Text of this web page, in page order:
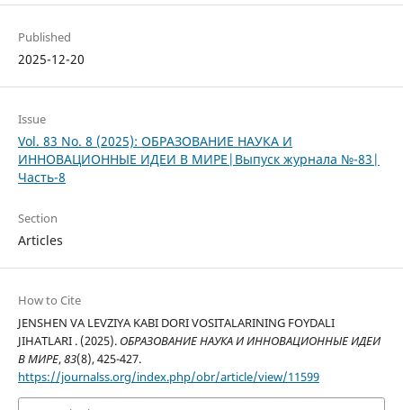
Published
2025-12-20
Issue
Vol. 83 No. 8 (2025): ОБРАЗОВАНИЕ НАУКА И
ИННОВАЦИОННЫЕ ИДЕИ В МИРЕ|Выпуск журнала №-83|
Часть-8
Section
Articles
How to Cite
JENSHEN VA LEVZIYA KABI DORI VOSITALARINING FOYDALI
JIHATLARI . (2025). ОБРАЗОВАНИЕ НАУКА И ИННОВАЦИОННЫЕ ИДЕИ
В МИРЕ,83(8), 425-427.
https://journalss.org/index.php/obr/article/view/11599